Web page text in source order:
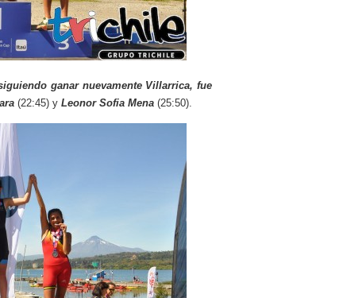
ganar nuevamente Villarrica, fue
(22:45) y Leonor Sofia Mena (25:50).